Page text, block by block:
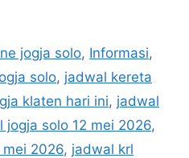
jogja solo, Informasi,
solo, jadwal kereta
klaten hari ini, jadwal
jogja solo 12 mei 2026,
2026, jadwal krl